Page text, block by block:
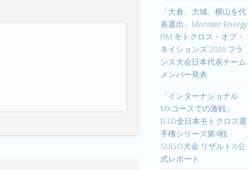
「大倉、大城、横山を代
表選出」Monster Energy
FIM モトクロス・オブ・
ネイションズ 2026 フラ
ンス大会日本代表チーム
メンバー発表
「インターナショナル
MXコースでの激戦」
D.I.D全日本モトクロス選
手権シリーズ第4戦
SUGO大会 リザルト&公
式レポート